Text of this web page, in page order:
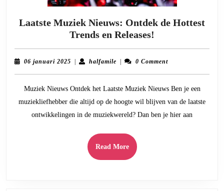
Laatste Muziek Nieuws: Ontdek de Hottest
Trends en Releases!
Muziek
Nieuws:
Hottest
Trends
en
06 januari 2025 06
halfamilehalfamile0 Comment
Muziek Nieuws Ontdek het Laatste Muziek Nieuws Ben je een
muziekliefhebber die altijd op de hoogte wil blijven van de laatste
ontwikkelingen in de muziekwereld? Dan ben je hier aan
Read MoreRead
More